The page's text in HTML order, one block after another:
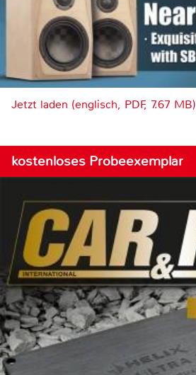
Jetzt laden (englisch, PDF, 7.67 MB)
kostenloses Probeexemplar